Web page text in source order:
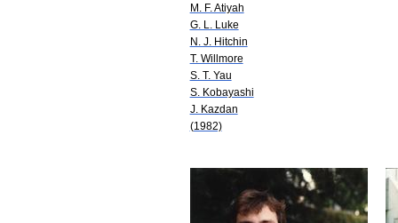
M. F. Atiyah
G. L. Luke
N. J. Hitchin
T. Willmore
S. T. Yau
S. Kobayashi
J. Kazdan
(1982)